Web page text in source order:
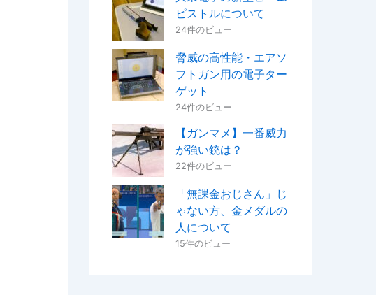
ピストルについて
24件のビュー
脅威の高性能・エアソ
フトガン用の電子ター
ゲット
24件のビュー
【ガンマメ】一番威力
が強い銃は？
22件のビュー
「無課金おじさん」じ
ゃない方、金メダルの
人について
15件のビュー